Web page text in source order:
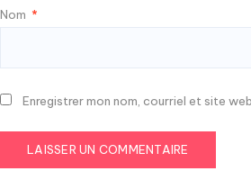
Nom *
Enregistrer mon nom, courriel et site